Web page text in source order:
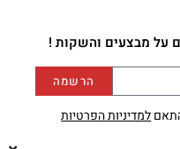
על מבצעים והשקות !
למדיניות הפרטיות
הרשמה